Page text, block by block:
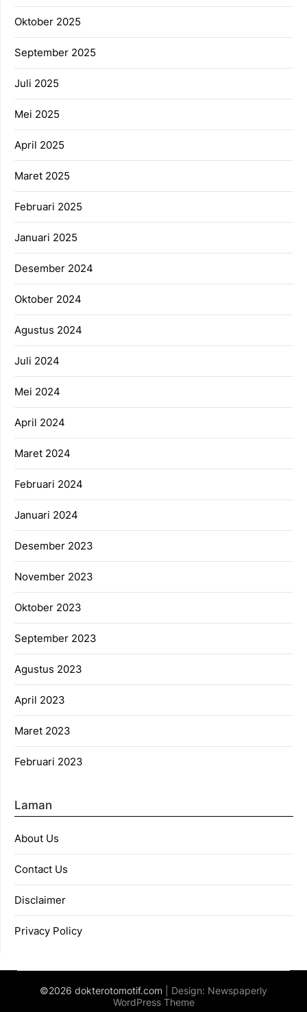
Oktober 2025
September 2025
Juli 2025
Mei 2025
April 2025
Maret 2025
Februari 2025
Januari 2025
Desember 2024
Oktober 2024
Agustus 2024
Juli 2024
Mei 2024
April 2024
Maret 2024
Februari 2024
Januari 2024
Desember 2023
November 2023
Oktober 2023
September 2023
Agustus 2023
April 2023
Maret 2023
Februari 2023
Laman
About Us
Contact Us
Disclaimer
Privacy Policy
©2026 dokterotomotif.com | Design: Newspaperly
WordPress Theme